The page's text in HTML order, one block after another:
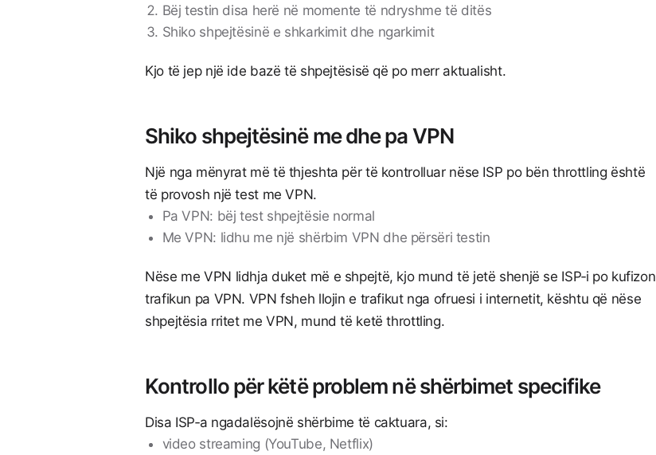
Bëj testin disa herë në momente të ndryshme të ditës
Shiko shpejtësinë e shkarkimit dhe ngarkimit
Kjo të jep një ide bazë të shpejtësisë që po merr aktualisht.
Shiko shpejtësinë me dhe pa VPN
Një nga mënyrat më të thjeshta për të kontrolluar nëse ISP po bën throttling është
të provosh një test me VPN.
Pa VPN: bëj test shpejtësie normal
Me VPN: lidhu me një shërbim VPN dhe përsëri testin
Nëse me VPN lidhja duket më e shpejtë, kjo mund të jetë shenjë se ISP‑i po kufizon
trafikun pa VPN. VPN fsheh llojin e trafikut nga ofruesi i internetit, kështu që nëse
shpejtësia rritet me VPN, mund të ketë throttling.
Kontrollo për këtë problem në shërbimet specifike
Disa ISP‑a ngadalësojnë shërbime të caktuara, si:
video streaming (YouTube, Netflix)